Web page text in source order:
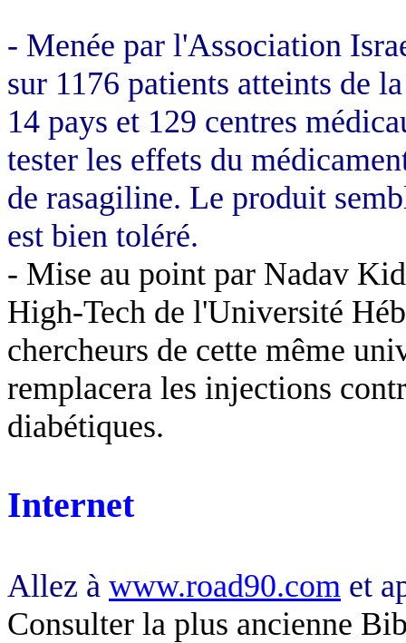
- Menée par l'Association
sur 1176 patients atteints de
14 pays et 129 centres
tester les effets du
de rasagiline. Le produit
est bien toléré.
- Mise au point par Nadav
High-Tech de l'Université
chercheurs de cette même
remplacera les injections
diabétiques.
Internet
Allez à www.road90.com et
Consulter la plus ancienne